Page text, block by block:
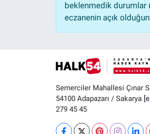
beklenmedik durumlar
eczanenin açık
Semerciler Mahallesi Çınar
54100 Adapazarı / Sakarya
279 45 45
HALK54 PANORAMA